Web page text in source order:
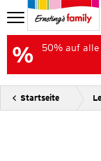
50% auf
Startseite